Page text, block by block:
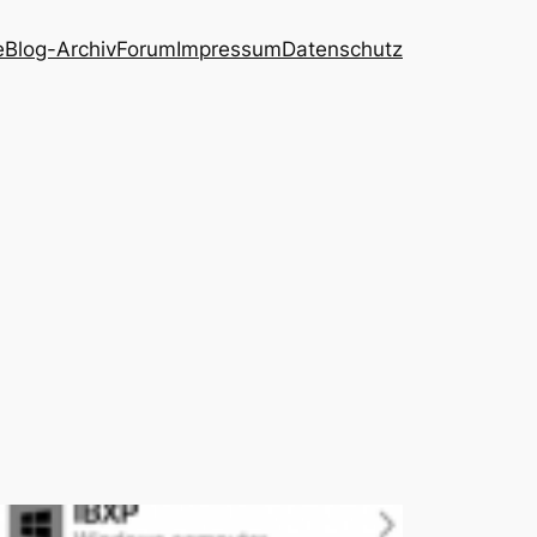
Blog-ArchivForumImpressumDatenschutz